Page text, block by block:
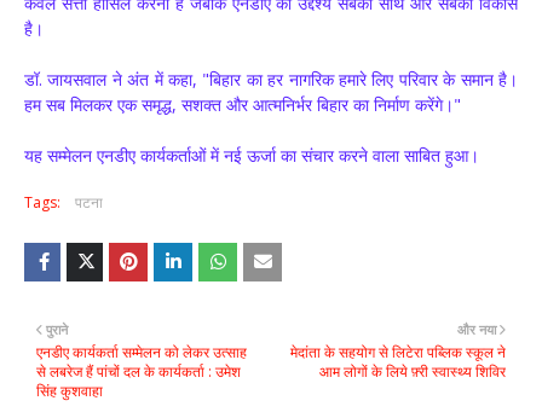
है।
डॉ. जायसवाल ने अंत में कहा, "बिहार का हर नागरिक हमारे लिए परिवार के समान है।
हम सब मिलकर एक समृद्ध, सशक्त और आत्मनिर्भर बिहार का निर्माण करेंगे।"
यह सम्मेलन एनडीए कार्यकर्ताओं में नई ऊर्जा का संचार करने वाला साबित हुआ।
Tags: पटना
और नया
मेदांता के सहयोग से लिटेरा पब्लिक स्कूल ने
आम लोगों के लिये फ़्री स्वास्थ्य शिविर
पुराने
एनडीए कार्यकर्ता सम्मेलन को लेकर उत्साह
से लबरेज हैं पांचों दल के कार्यकर्ता : उमेश
सिंह कुशवाहा